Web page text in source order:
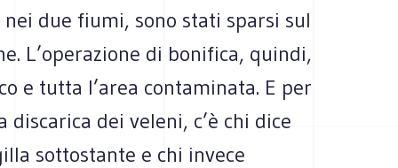
due fiumi, sono stati sparsi sul
L’operazione di bonifica, quindi,
e tutta l’area contaminata. E per
dei veleni, c’è chi dice
sottostante e chi invece